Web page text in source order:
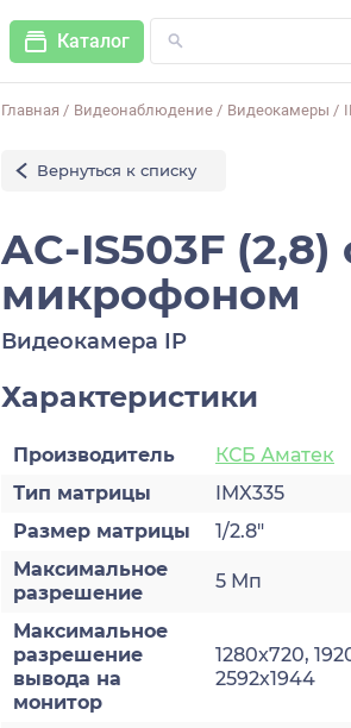
Каталог
Главная / Видеонаблюдение / Видеокамеры /
Вернуться к списку
AC-IS503F (2,8)
микрофоном
Видеокамера IP
Характеристики
Производитель
КСБ Аматек
Тип матрицы
IMX335
Размер матрицы
1/2.8″
Максимальное
разрешение
5 Мп
Максимальное
разрешение
вывода на
монитор
1280x720,
2592х1944